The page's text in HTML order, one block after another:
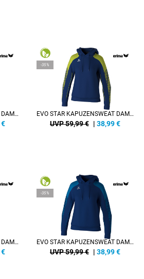
EVO STAR KAPUZENSWEAT DAMEN
€
-35%
EVO STAR KAPUZENSWEAT DAMEN
UVP 59,99 € | 38,99€
EVO STAR KAPUZENSWEAT DAMEN
€
-35%
EVO STAR KAPUZENSWEAT DAMEN
UVP 59,99 € | 38,99€